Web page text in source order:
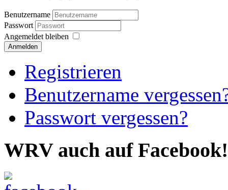
Benutzername
Passwort
Angemeldet bleiben
Anmelden
Registrieren
Benutzername
Passwort vergessen?
WRV auch auf Facebook!